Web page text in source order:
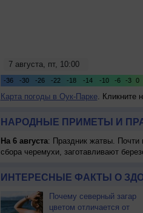
Карта погоды в Оук-Парке. Кликните
НАРОДНЫЕ ПРИМЕТЫ И
На 6 августа: Праздник жатвы. Почти
сбора черемухи, заготавливают
ИНТЕРЕСНЫЕ ФАКТЫ О
Почему северный загар
цветом отличается от